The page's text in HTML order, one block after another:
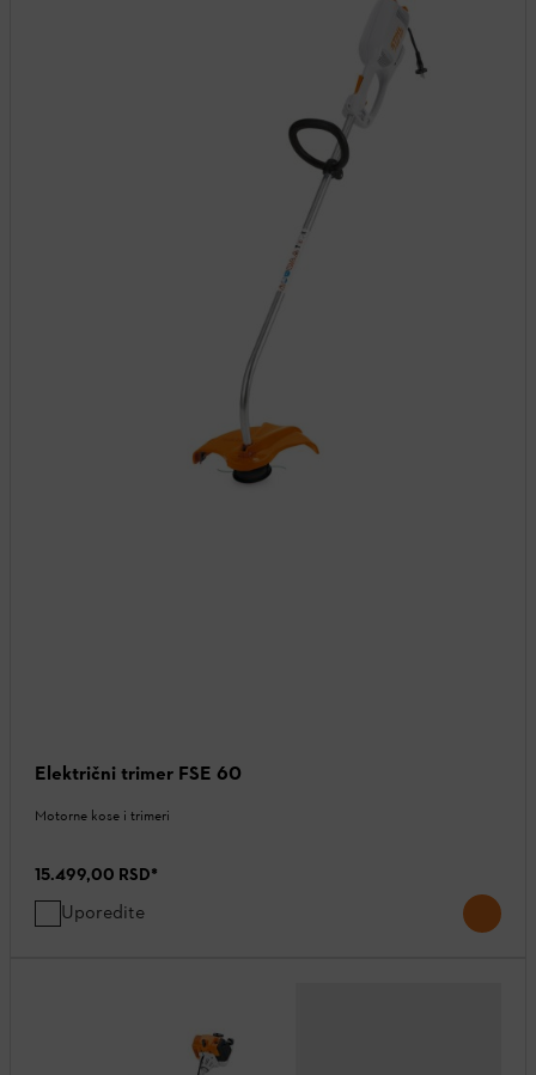
Električni trimer FSE 60
Motorne kose i trimeri
15.499,00 RSD*
Uporedite